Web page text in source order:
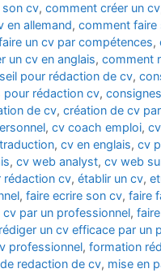
son cv, comment créer un cv
en allemand, comment faire
un cv par compétences,
un cv en anglais, comment
pour rédaction de cv,
pour rédaction cv,
de cv, création de cv
, cv coach emploi,
, cv en englais, cv
, cv web analyst, cv web
rédaction cv, établir un cv,
, faire ecrire son cv, faire
par un professionnel,
un cv efficace par un
professionnel, formation
redaction de cv, mise en